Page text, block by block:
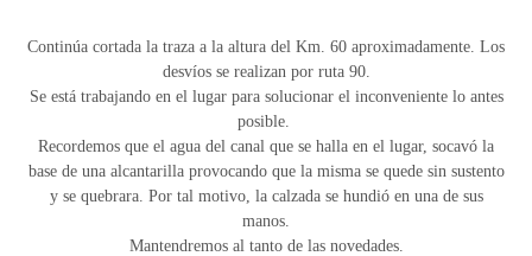
Continúa cortada la traza a la altura del Km. 60 aproximadamente. Los
desvíos se realizan por ruta 90.
Se está trabajando en el lugar para solucionar el inconveniente lo antes
posible.
Recordemos que el agua del canal que se halla en el lugar, socavó la
base de una alcantarilla provocando que la misma se quede sin sustento
y se quebrara. Por tal motivo, la calzada se hundió en una de sus
manos.
Mantendremos al tanto de las novedades.